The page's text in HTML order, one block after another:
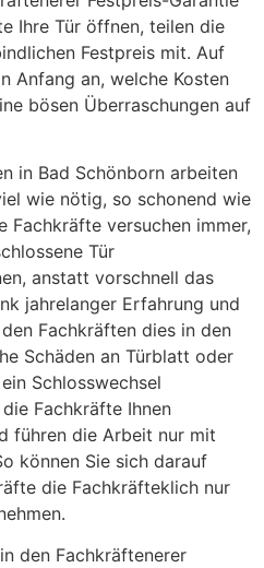
Ihre Tür öffnen, teilen die
Festpreis mit. Auf
Anfang an, welche Kosten
bösen Überraschungen auf
in Bad Schönborn arbeiten
wie nötig, so schonend wie
Fachkräfte versuchen immer,
Tür
anstatt vorschnell das
jahrelanger Erfahrung und
Fachkräften dies in den
Schäden an Türblatt oder
Schlosswechsel
Fachkräfte Ihnen
führen die Arbeit nur mit
können Sie sich darauf
die Fachkräfteklich nur
den Fachkräftenerer